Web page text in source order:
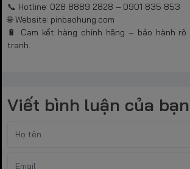
📞 Hotline: 028 8889 2828 – 0901 835 853
🌐 Website: pinbaohung.com
🔋 Cam kết hàng chính hãng – bảo hành
tranh.
Viết bình luận của bạn